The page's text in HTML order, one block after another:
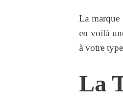
La marque
en voilà
à votre
La